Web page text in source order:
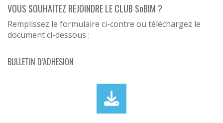
VOUS SOUHAITEZ REJOINDRE LE CLUB SoBIM ?
Remplissez le formulaire ci-contre ou téléchargez le
document ci-dessous :
BULLETIN D’ADHESION